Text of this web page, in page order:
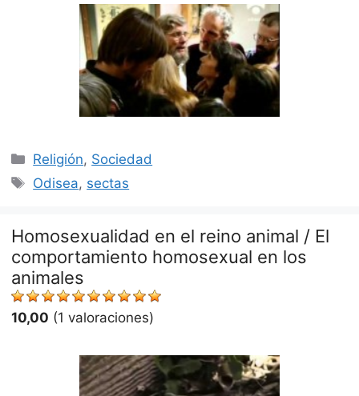
Categorías
Religión, Sociedad
Etiquetas
Odisea, sectas
Homosexualidad en el reino animal / El
comportamiento homosexual en los
animales
10,00 (1 valoraciones)